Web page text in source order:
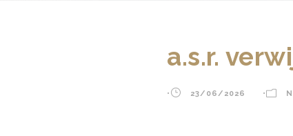
a.s.r.
• 23/06/2026 •